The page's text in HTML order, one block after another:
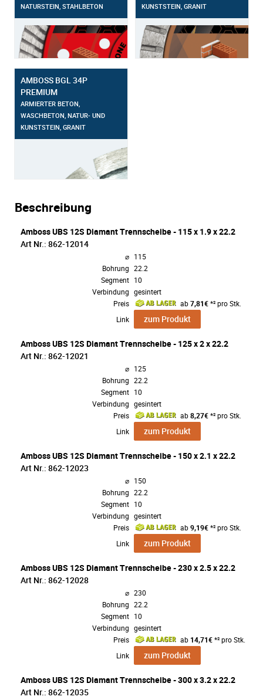
NATURSTEIN, STAHLBETON
KUNSTSTEIN, GRANIT
AMBOSS BGL 34P
PREMIUM
ARMIERTER BETON,
WASCHBETON, NATUR- UND
KUNSTSTEIN, GRANIT
Beschreibung
Amboss UBS 12S Diamant Trennscheibe - 115 x 1.9 x 22.2
Art Nr.: 862-12014
⌀ 115
Bohrung 22.2
Segment 10
Verbindung gesintert
Preis
ab7,81€*² pro Stk.
Link
zum Produkt
Amboss UBS 12S Diamant Trennscheibe - 125 x 2 x 22.2
Art Nr.: 862-12021
⌀ 125
Bohrung 22.2
Segment 10
Verbindung gesintert
Preis
ab8,27€*² pro Stk.
Link
zum Produkt
Amboss UBS 12S Diamant Trennscheibe - 150 x 2.1 x 22.2
Art Nr.: 862-12023
⌀ 150
Bohrung 22.2
Segment 10
Verbindung gesintert
Preis
ab9,19€*² pro Stk.
Link
zum Produkt
Amboss UBS 12S Diamant Trennscheibe - 230 x 2.5 x 22.2
Art Nr.: 862-12028
⌀ 230
Bohrung 22.2
Segment 10
Verbindung gesintert
Preis
ab 14,71€*² pro Stk.
Link
zum Produkt
Amboss UBS 12S Diamant Trennscheibe - 300 x 3.2 x 22.2
Art Nr.: 862-12035